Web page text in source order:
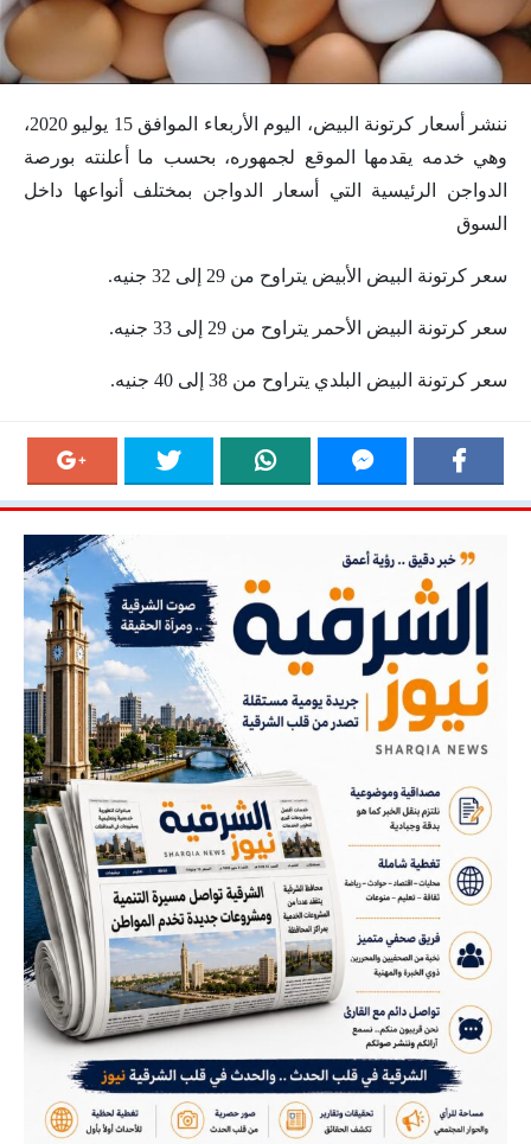
ننشر أسعار كرتونة البيض، اليوم الأربعاء الموافق 15 يوليو 2020،
وهي خدمه يقدمها الموقع لجمهوره، بحسب ما أعلنته بورصة
الدواجن الرئيسية التي أسعار الدواجن بمختلف أنواعها داخل
السوق
سعر كرتونة البيض الأبيض يتراوح من 29 إلى 32 جنيه.
سعر كرتونة البيض الأحمر يتراوح من 29 إلى 33 جنيه.
سعر كرتونة البيض البلدي يتراوح من 38 إلى 40 جنيه.